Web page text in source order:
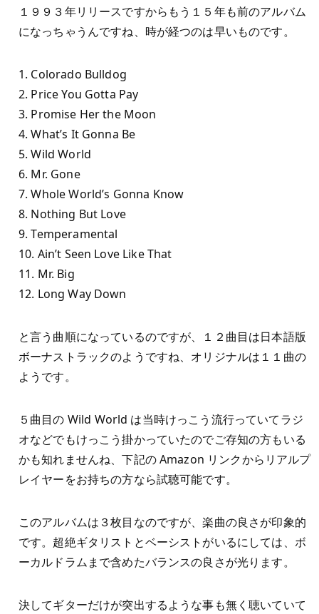
１９９３年リリースですからもう１５年も前のアルバム
になっちゃうんですね、時が経つのは早いものです。
1. Colorado Bulldog
2. Price You Gotta Pay
3. Promise Her the Moon
4. What’s It Gonna Be
5. Wild World
6. Mr. Gone
7. Whole World’s Gonna Know
8. Nothing But Love
9. Temperamental
10. Ain’t Seen Love Like That
11. Mr. Big
12. Long Way Down
と言う曲順になっているのですが、１２曲目は日本語版
ボーナストラックのようですね、オリジナルは１１曲の
ようです。
５曲目の Wild World は当時けっこう流行っていてラジ
オなどでもけっこう掛かっていたのでご存知の方もいる
かも知れませんね、下記の Amazon リンクからリアルプ
レイヤーをお持ちの方なら試聴可能です。
このアルバムは３枚目なのですが、楽曲の良さが印象的
です。超絶ギタリストとベーシストがいるにしては、ボ
ーカルドラムまで含めたバランスの良さが光ります。
決してギターだけが突出するような事も無く聴いていて